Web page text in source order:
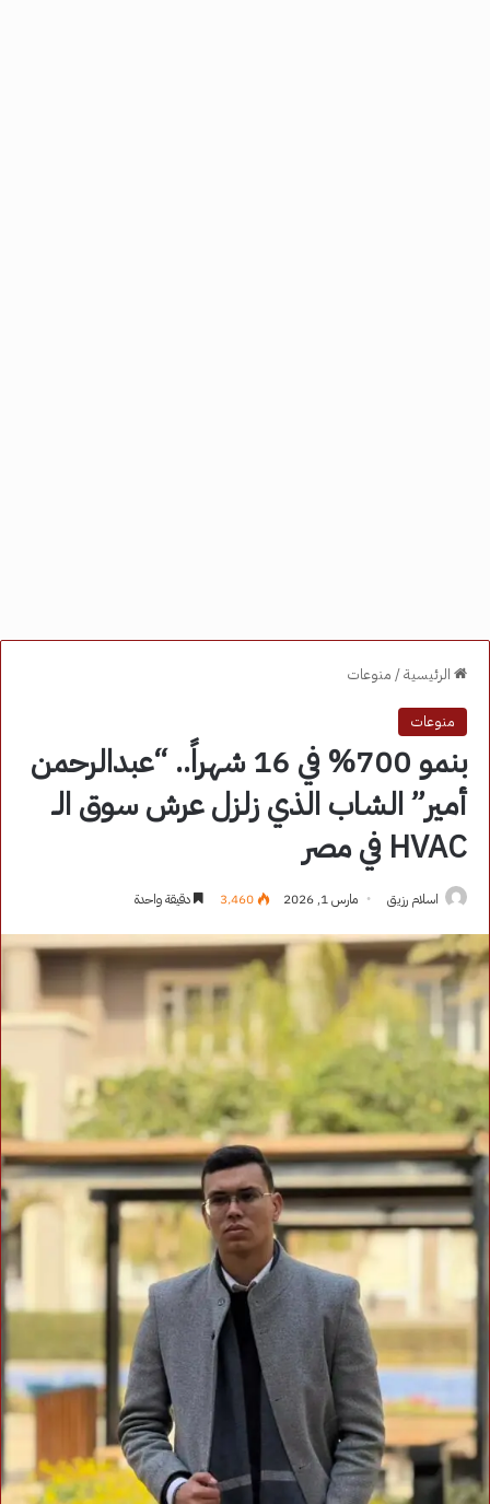
الرئيسية/ منوعات
منوعات
بنمو 700% في 16 شهراً.. “عبدالرحمن
أمير” الشاب الذي زلزل عرش سوق الـ
HVAC في مصر
اسلام رزيق مارس 1, 2026 3٬460 دقيقة واحدة